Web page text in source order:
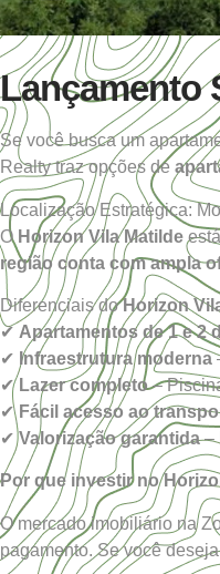
Lançamento
Se você busca um
Realty traz opções de
Localização Estratégica:
O Horizon Vila Matilde
região conta com ampla
Diferenciais doHorizon
✔ Apartamentos de 1 e 2
✔ Infraestrutura moderna
✔ Lazer completo–
✔ Fácil acesso ao
✔Valorização garantida–
Por que investir no
O mercado imobiliário na
pagamento. Se você